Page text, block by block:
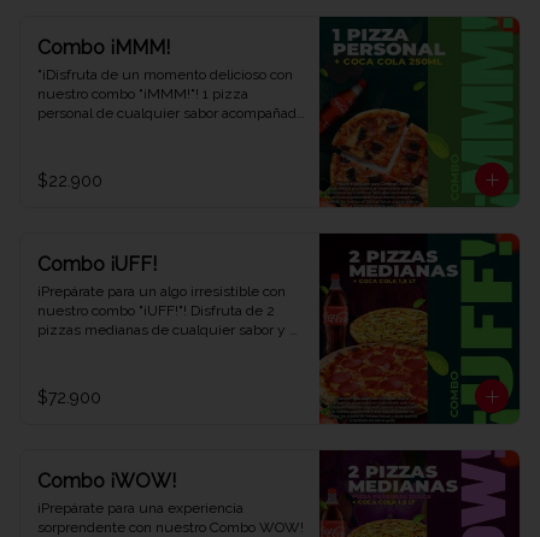
Combo ¡MMM!
"¡Disfruta de un momento delicioso con
nuestro combo "¡MMM!"! 1 pizza
personal de cualquier sabor acompañada
el placer. ¡Ven y descubre por qué este
combo te hará exclamar '¡MMM!' en Viva
$22.900
Combo ¡UFF!
¡Prepárate para un algo irresistible con
nuestro combo "¡UFF!"! Disfruta de 2
pizzas medianas de cualquier sabor y
tus antojos y deleitar tus sentidos. ¡Ven
y descubre el combo que te hará decir
$72.900
Combo ¡WOW!
¡Prepárate para una experiencia
sorprendente con nuestro Combo WOW!